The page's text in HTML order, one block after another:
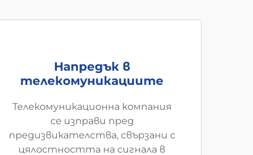
Напредък в
телекомуникациите
Телекомуникационна компания
се изправи пред
предизвикателства, свързани с
цялостността на сигнала в